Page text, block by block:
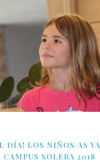
DÍA! LOS NIÑOS/AS YA
SOLERA 2018